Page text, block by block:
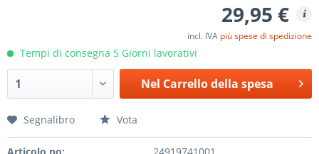
29,95 €
incl. IVA più spese di spedizione
Tempi di consegna 5 Giorni lavorativi
Nel Carrello della spesa
Segnalibro Vota